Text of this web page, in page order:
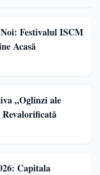
Festivalul ISCM
Acasă
„Oglinzi ale
Capitala